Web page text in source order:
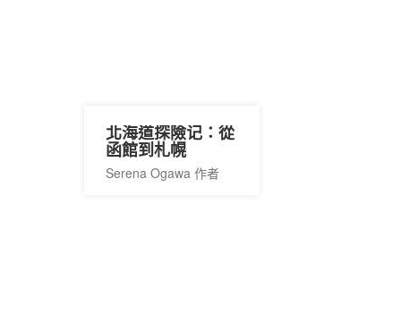
北海道探險记：從
函館到札幌
Serena Ogawa 作者